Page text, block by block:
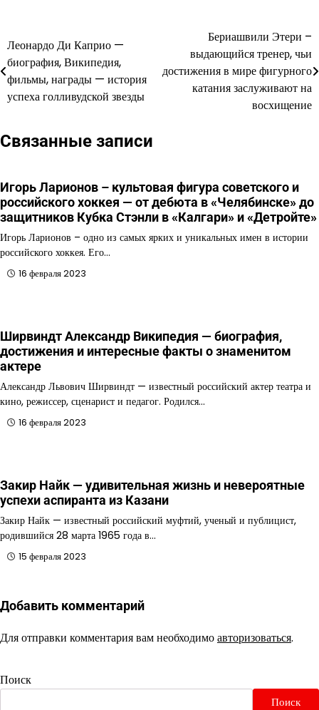
Навигация
по
записям
Леонардо Ди Каприо —
биография, Википедия,
фильмы, награды — история
успеха голливудской звезды
Бериашвили Этери –
выдающийся тренер, чьи
достижения в мире фигурного
катания заслуживают на
восхищение
Связанные записи
Игорь Ларионов – культовая фигура советского и
российского хоккея — от дебюта в «Челябинске» до
защитников Кубка Стэнли в «Калгари» и «Детройте»
Игорь Ларионов – одно из самых ярких и уникальных имен в истории
российского хоккея. Его…
16 февраля 2023
Ширвиндт Александр Википедия — биография,
достижения и интересные факты о знаменитом
актере
Александр Львович Ширвиндт — известный российский актер театра и
кино, режиссер, сценарист и педагог. Родился…
16 февраля 2023
Закир Найк — удивительная жизнь и невероятные
успехи аспиранта из Казани
Закир Найк — известный российский муфтий, ученый и публицист,
родившийся 28 марта 1965 года в…
15 февраля 2023
Добавить комментарий
Для отправки комментария вам необходимоавторизоваться.
Поиск
Поиск